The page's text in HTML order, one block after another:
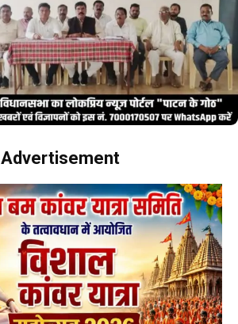
Advertisement